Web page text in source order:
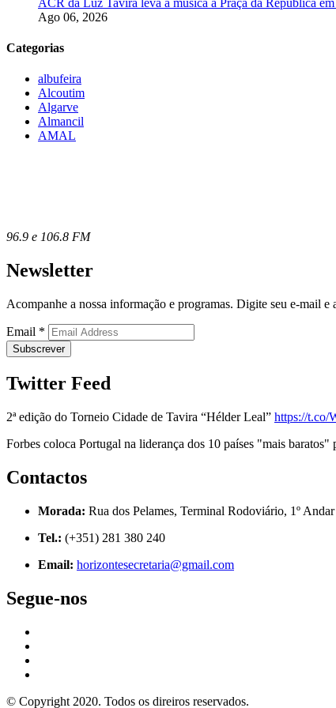
Ago 06, 2026
Categorias
albufeira
Alcoutim
Algarve
Almancil
AMAL
96.9 e 106.8 FM
Newsletter
Acompanhe a nossa informação e programas. Digite seu e-mail e
Email *
Twitter Feed
2ª edição do Torneio Cidade de Tavira “Hélder Leal” https://
Forbes coloca Portugal na liderança dos 10 países "mais baratos"
Contactos
Morada: Rua dos Pelames, Terminal Rodoviário, 1º
Tel.: (+351) 281 380 240
Email: horizontesecretaria@gmail.com
Segue-nos
© Copyright 2020. Todos os direiros reservados.